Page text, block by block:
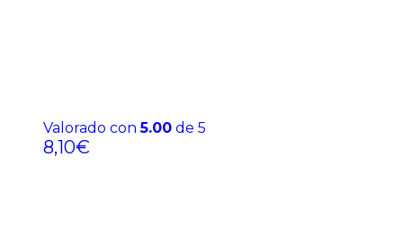
Valorado con5.00 de 5
8,10€